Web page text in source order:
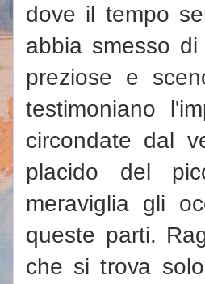
dove il tempo
abbia smesso
preziose e
testimoniano
circondate dal
placido del
meraviglia gli
queste parti.
che si trova